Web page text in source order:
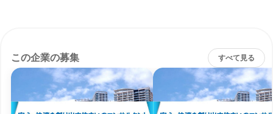
この企業の募集 すべて見る